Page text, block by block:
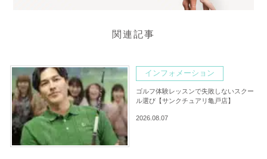
関連記事
インフォメーション
ゴルフ体験レッスンで失敗しないスクー
ル選び【サンクチュアリ亀戸店】
2026.08.07